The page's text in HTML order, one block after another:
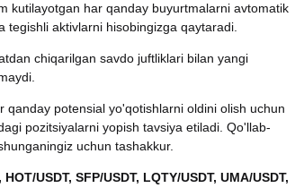
kutilayotgan har qanday buyurtmalarni avtomatik
tegishli aktivlarni hisobingizga qaytaradi.
chiqarilgan savdo juftliklari bilan yangi
qanday potensial yo'qotishlarni oldini olish uchun
pozitsiyalarni yopish tavsiya etiladi. Qo'llab-
uchun tashakkur.
USDT, SFP/USDT, LQTY/USDT, UMA/USDT,